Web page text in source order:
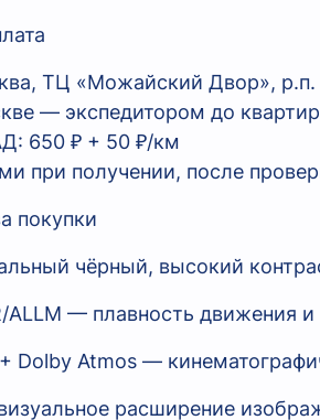
ТЦ «Можайский Двор», р.п.
— экспедитором до
650 ₽ + 50 ₽/км
при получении, после
покупки
чёрный, высокий
ALLM — плавность движения
Dolby Atmos —
расширение